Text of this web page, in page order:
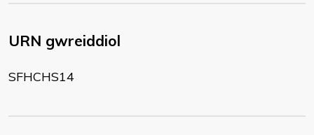
URN gwreiddiol
SFHCHS14